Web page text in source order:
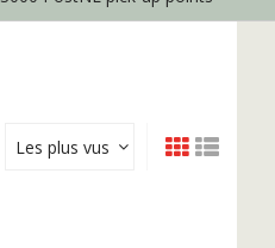
Les plus vus